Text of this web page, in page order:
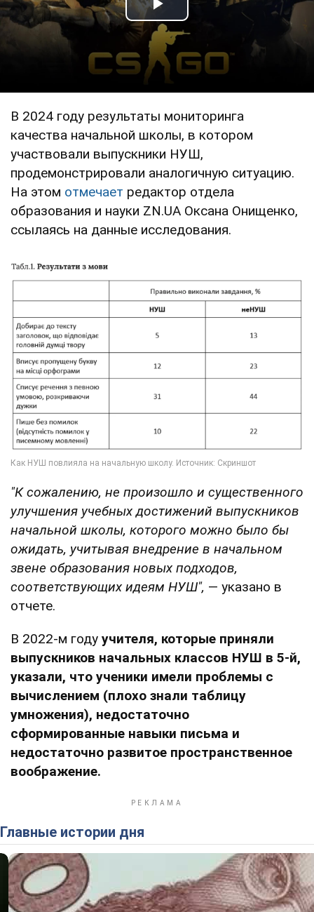
Play Video
В 2024 году результаты мониторинга
качества начальной школы, в котором
участвовали выпускники НУШ,
продемонстрировали аналогичную ситуацию.
На этом отмечает редактор отдела
образования и науки ZN.UA Оксана Онищенко,
ссылаясь на данные исследования.
"К сожалению, не произошло и существенного
улучшения учебных достижений выпускников
начальной школы, которого можно было бы
ожидать, учитывая внедрение в начальном
звене образования новых подходов,
соответствующих идеям НУШ", — указано в
отчете.
В 2022-м году учителя, которые приняли
выпускников начальных классов НУШ в 5-й,
указали, что ученики имели проблемы с
вычислением (плохо знали таблицу
умножения), недостаточно
сформированные навыки письма и
недостаточно развитое пространственное
воображение.
Главные истории дня